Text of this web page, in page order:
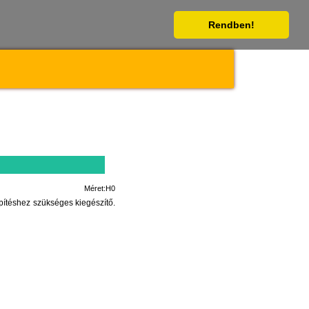
Rendben!
Méret:H0
szükséges kiegészítő.